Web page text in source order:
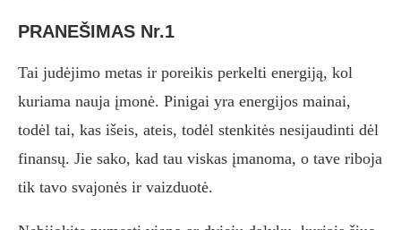
PRANEŠIMAS Nr.1
Tai judėjimo metas ir poreikis perkelti energiją, kol
kuriama nauja įmonė. Pinigai yra energijos mainai,
todėl tai, kas išeis, ateis, todėl stenkitės nesijaudinti dėl
finansų. Jie sako, kad tau viskas įmanoma, o tave riboja
tik tavo svajonės ir vaizduotė.